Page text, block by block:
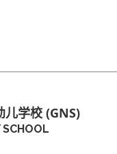
儿学校 (GNS)
SCHOOL